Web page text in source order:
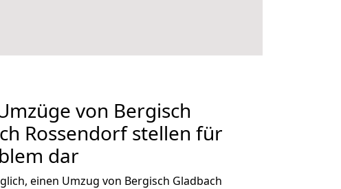
von Bergisch
Rossendorf stellen für
dar
einen Umzug von Bergisch Gladbach